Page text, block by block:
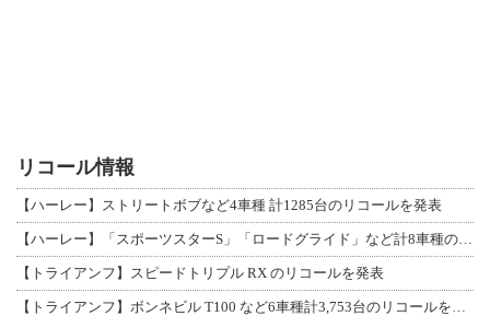
リコール情報
【ハーレー】ストリートボブなど4車種 計1285台のリコールを発表
【ハーレー】「スポーツスターS」「ロードグライド」など計8車種のリコールを発表
【トライアンフ】スピードトリプル RX のリコールを発表
【トライアンフ】ボンネビル T100 など6車種計3,753台のリコールを発表